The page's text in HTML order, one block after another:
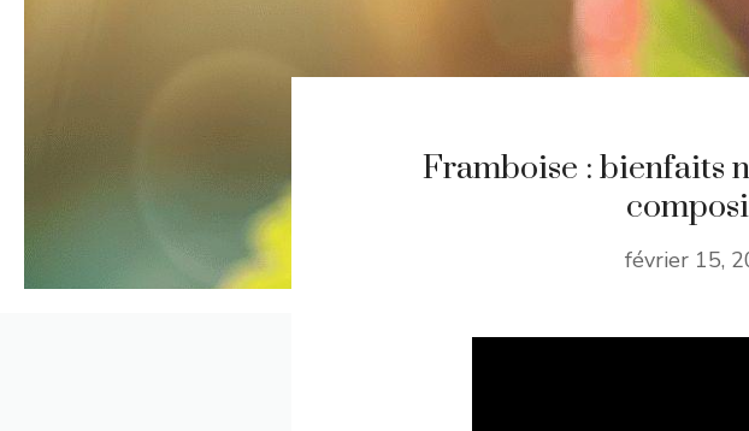
Framboise : bienfaits
février 15,